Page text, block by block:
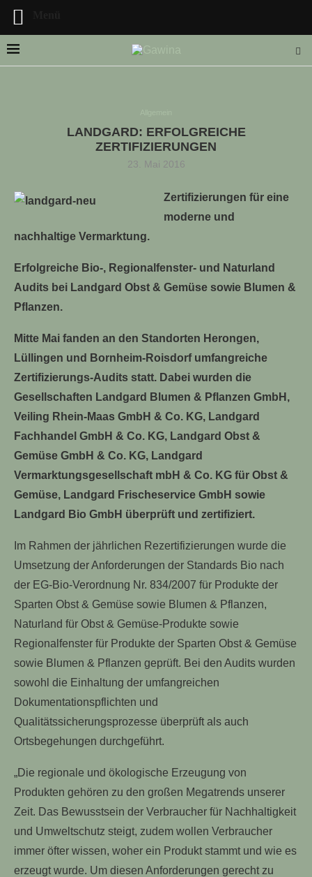
STELLENANGEBOTE!!!LANDGARD: ERFOLGREICHE
ZERTIFIZIERUNGEN
23. Mai 2016
Zertifizierungen für eine
moderne und
nachhaltige Vermarktung.
Erfolgreiche Bio-, Regionalfenster- und Naturland
Audits bei Landgard Obst & Gemüse sowie Blumen &
Pflanzen.
Mitte Mai fanden an den Standorten Herongen,
Lüllingen und Bornheim-Roisdorf umfangreiche
Zertifizierungs-Audits statt. Dabei wurden die
Gesellschaften Landgard Blumen & Pflanzen GmbH,
Veiling Rhein-Maas GmbH & Co. KG, Landgard
Fachhandel GmbH & Co. KG, Landgard Obst &
Gemüse GmbH & Co. KG, Landgard
Vermarktungsgesellschaft mbH & Co. KG für Obst &
Gemüse, Landgard Frischeservice GmbH sowie
Landgard Bio GmbH überprüft und zertifiziert.
Im Rahmen der jährlichen Rezertifizierungen wurde die
Umsetzung der Anforderungen der Standards Bio nach
der EG-Bio-Verordnung Nr. 834/2007 für Produkte der
Sparten Obst & Gemüse sowie Blumen & Pflanzen,
Naturland für Obst & Gemüse-Produkte sowie
Regionalfenster für Produkte der Sparten Obst & Gemüse
sowie Blumen & Pflanzen geprüft. Bei den Audits wurden
sowohl die Einhaltung der umfangreichen
Dokumentationspflichten und
Qualitätssicherungsprozesse überprüft als auch
Ortsbegehungen durchgeführt.
„Die regionale und ökologische Erzeugung von
Produkten gehören zu den großen Megatrends unserer
Zeit. Das Bewusstsein der Verbraucher für Nachhaltigkeit
und Umweltschutz steigt, zudem wollen Verbraucher
immer öfter wissen, woher ein Produkt stammt und wie es
erzeugt wurde. Um diesen Anforderungen gerecht zu